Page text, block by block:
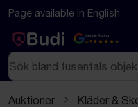
Hoppa till innehåll
Textbaserad (markdown)
Page available in English
Google Rating
4.5
Sök
Auktioner Kläder &